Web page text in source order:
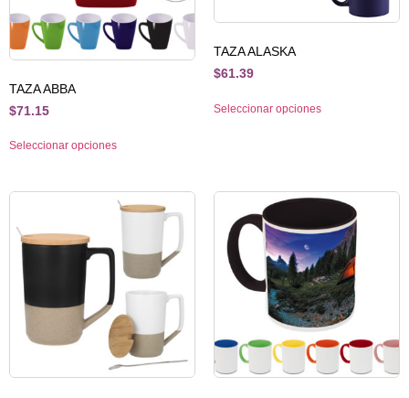
TAZA ABBA
$71.15
Seleccionar opciones
TAZA ALASKA
$61.39
Seleccionar opciones